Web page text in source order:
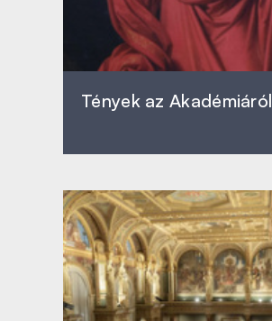
Tények az Akadémiáról